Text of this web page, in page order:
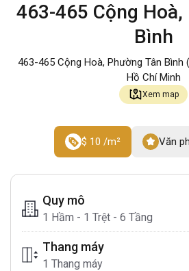
463-465 Cộng Hoà,
Bình
463-465 Cộng Hoà, Phường Tân Bình
Hồ Chí Minh
Xem map
$ 10 /m² Văn
Quy mô
1 Hầm - 1 Trệt - 6 Tầng
Thang máy
1 Thang máy